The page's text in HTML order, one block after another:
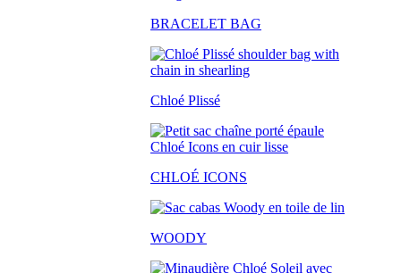
BRACELET BAG
Chloé Plissé
CHLOÉ ICONS
WOODY